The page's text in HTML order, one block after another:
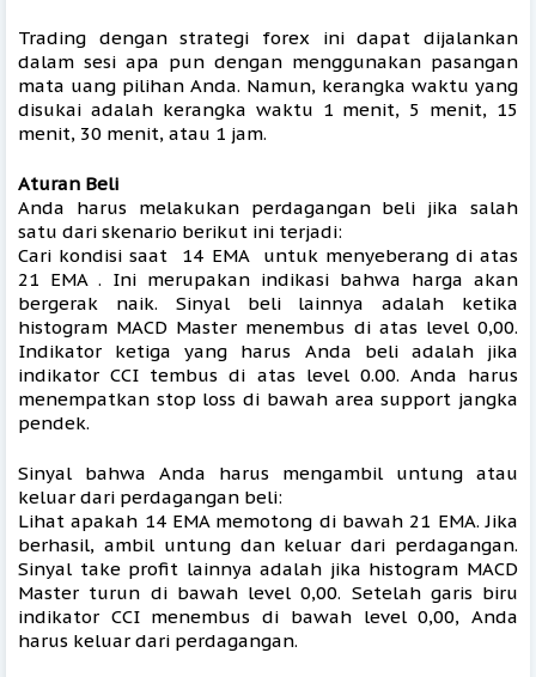
Trading dengan strategi forex ini dapat dijalankan
dalam sesi apa pun dengan menggunakan pasangan
mata uang pilihan Anda. Namun, kerangka waktu yang
disukai adalah kerangka waktu 1 menit, 5 menit, 15
menit, 30 menit, atau 1 jam.
Aturan Beli
Anda harus melakukan perdagangan beli jika salah
satu dari skenario berikut ini terjadi:
Cari kondisi saat  14 EMA  untuk menyeberang di atas
21 EMA . Ini merupakan indikasi bahwa harga akan
bergerak naik. Sinyal beli lainnya adalah ketika
histogram MACD Master menembus di atas level 0,00.
Indikator ketiga yang harus Anda beli adalah jika
indikator CCI tembus di atas level 0.00. Anda harus
menempatkan stop loss di bawah area support jangka
pendek.
Sinyal bahwa Anda harus mengambil untung atau
keluar dari perdagangan beli:
Lihat apakah 14 EMA memotong di bawah 21 EMA. Jika
berhasil, ambil untung dan keluar dari perdagangan.
Sinyal take profit lainnya adalah jika histogram MACD
Master turun di bawah level 0,00. Setelah garis biru
indikator CCI menembus di bawah level 0,00, Anda
harus keluar dari perdagangan.